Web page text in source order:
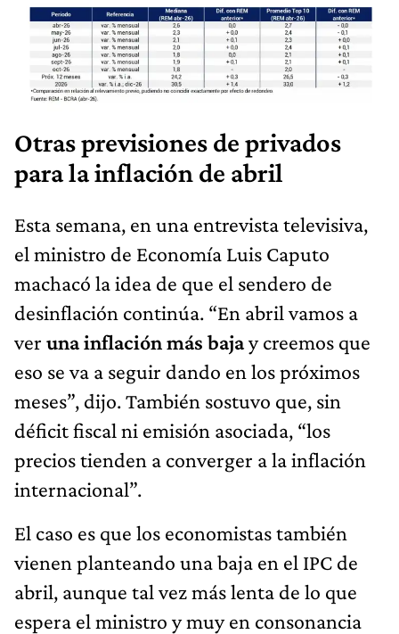
Otras previsiones de privados
para la inflación de abril
Esta semana, en una entrevista televisiva,
el ministro de Economía Luis Caputo
machacó la idea de que el sendero de
desinflación continúa. “En abril vamos a
ver una inflación más bajay creemos que
eso se va a seguir dando en los próximos
meses”, dijo. También sostuvo que, sin
déficit fiscal ni emisión asociada, “los
precios tienden a converger a la inflación
internacional”.
El caso es que los economistas también
vienen planteando una baja en el IPC de
abril, aunque tal vez más lenta de lo que
espera el ministro y muy en consonancia